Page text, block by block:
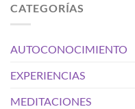
CATEGORÍAS
AUTOCONOCIMIENTO
EXPERIENCIAS
MEDITACIONES